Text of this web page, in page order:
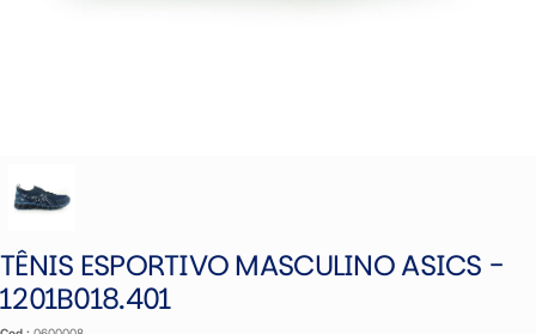
TÊNIS ESPORTIVO MASCULINO ASICS -
1201B018.401